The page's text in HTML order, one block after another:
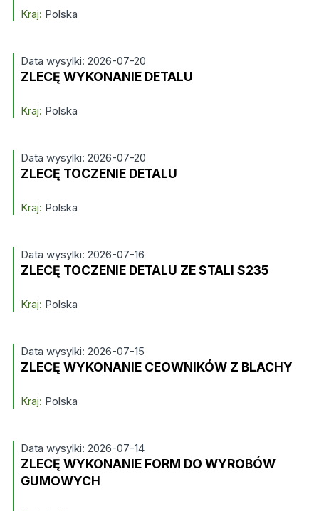
Kraj: Polska
Data wysylki: 2026-07-20
ZLECĘ WYKONANIE DETALU
Kraj: Polska
Data wysylki: 2026-07-20
ZLECĘ TOCZENIE DETALU
Kraj: Polska
Data wysylki: 2026-07-16
ZLECĘ TOCZENIE DETALU ZE STALI S235
Kraj: Polska
Data wysylki: 2026-07-15
ZLECĘ WYKONANIE CEOWNIKÓW Z BLACHY
Kraj: Polska
Data wysylki: 2026-07-14
ZLECĘ WYKONANIE FORM DO WYROBÓW
GUMOWYCH